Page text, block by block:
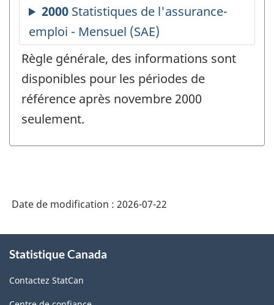
Règle générale, des informations sont
disponibles pour les périodes de
référence après novembre 2000
seulement.
Date de modification : 2026-07-22
propos
ce
site
Statistique Canada
Contactez StatCan